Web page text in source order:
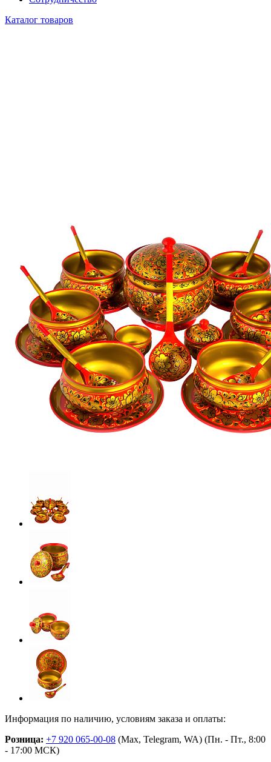
Каталог товаров
Информация по наличию, условиям заказа и оплаты:
Розница: +7 920 065-00-08 (Max, Telegram, WA) (Пн. - Пт., 8:00
- 17:00 МСК)